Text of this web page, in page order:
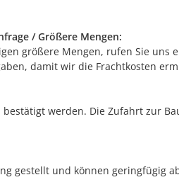
/ Größere Mengen:
größere Mengen, rufen Sie uns
damit wir die Frachtkosten
werden. Die Zufahrt zur
gestellt und können geringfügig